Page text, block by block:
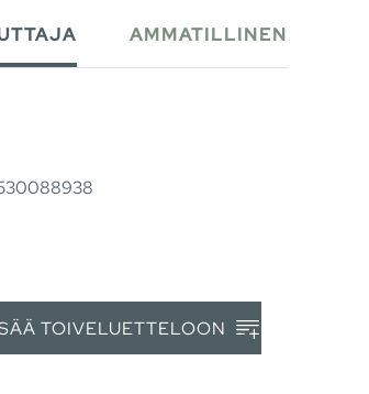
AMMATILLINEN
TOIVELUETTELOON